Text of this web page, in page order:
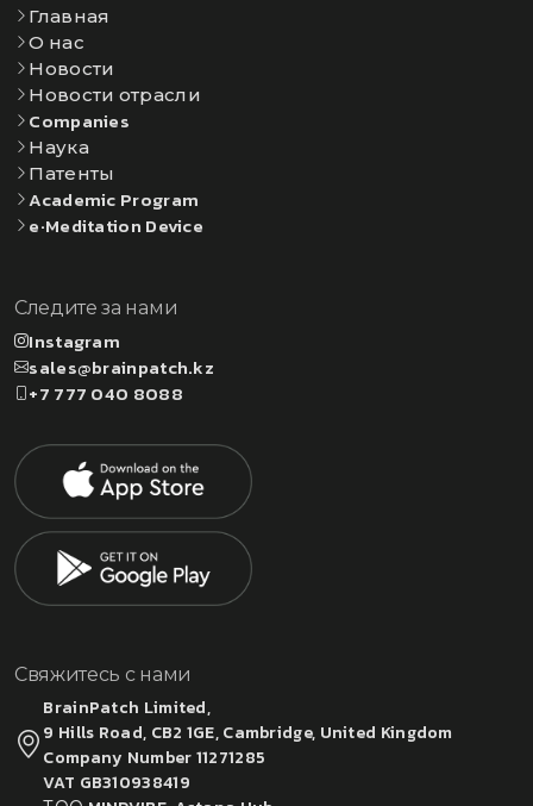
Главная
О нас
Новости
Новости отрасли
Companies
Наука
Патенты
Academic Program
e·Meditation Device
Следите за нами
Instagram
sales@brainpatch.kz
+7 777 040 8088
Свяжитесь с нами
BrainPatch Limited,
9 Hills Road, CB2 1GE, Cambridge, United Kingdom
Company Number 11271285
VAT GB310938419